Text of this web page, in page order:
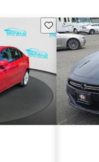
Guarda este Aviso